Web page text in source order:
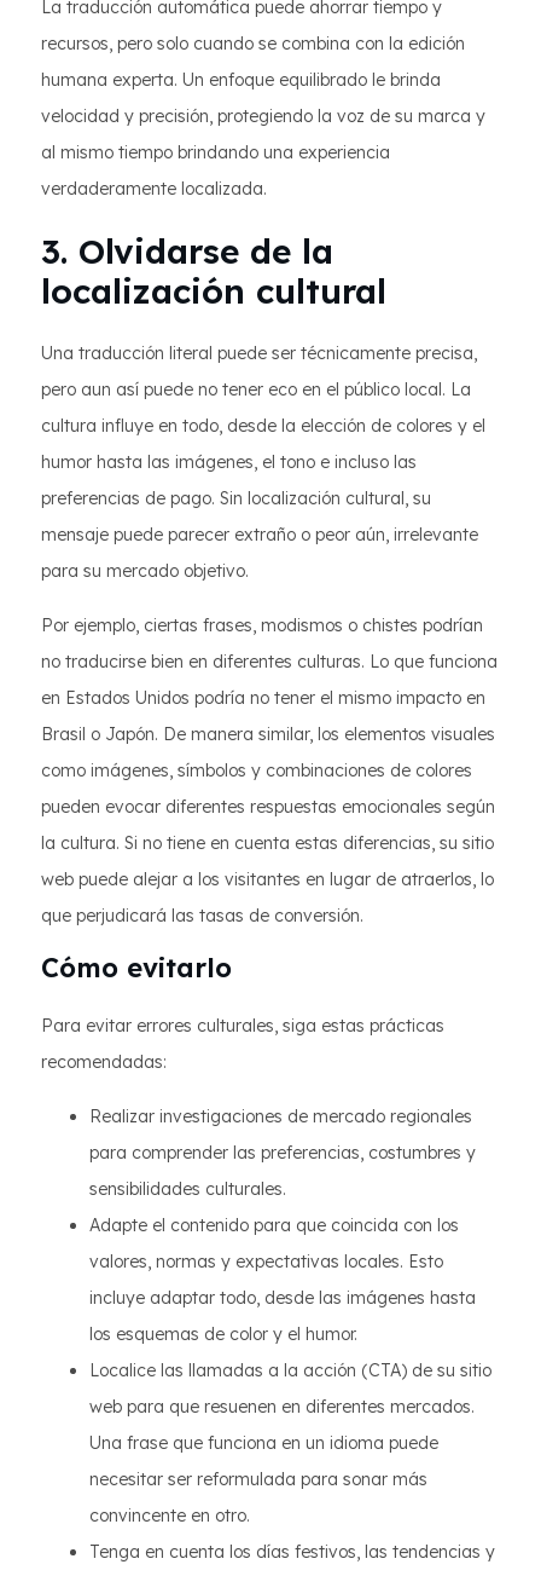
La traducción automática puede ahorrar tiempo y
recursos, pero solo cuando se combina con la edición
humana experta. Un enfoque equilibrado le brinda
velocidad y precisión, protegiendo la voz de su marca y
al mismo tiempo brindando una experiencia
verdaderamente localizada.
3. Olvidarse de la
localización cultural
Una traducción literal puede ser técnicamente precisa,
pero aun así puede no tener eco en el público local. La
cultura influye en todo, desde la elección de colores y el
humor hasta las imágenes, el tono e incluso las
preferencias de pago. Sin localización cultural, su
mensaje puede parecer extraño o peor aún, irrelevante
para su mercado objetivo.
Por ejemplo, ciertas frases, modismos o chistes podrían
no traducirse bien en diferentes culturas. Lo que funciona
en Estados Unidos podría no tener el mismo impacto en
Brasil o Japón. De manera similar, los elementos visuales
como imágenes, símbolos y combinaciones de colores
pueden evocar diferentes respuestas emocionales según
la cultura. Si no tiene en cuenta estas diferencias, su sitio
web puede alejar a los visitantes en lugar de atraerlos, lo
que perjudicará las tasas de conversión.
Cómo evitarlo
Para evitar errores culturales, siga estas prácticas
recomendadas:
Realizar investigaciones de mercado regionales
para comprender las preferencias, costumbres y
sensibilidades culturales.
Adapte el contenido para que coincida con los
valores, normas y expectativas locales. Esto
incluye adaptar todo, desde las imágenes hasta
los esquemas de color y el humor.
Localice las llamadas a la acción (CTA) de su sitio
web para que resuenen en diferentes mercados.
Una frase que funciona en un idioma puede
necesitar ser reformulada para sonar más
convincente en otro.
Tenga en cuenta los días festivos, las tendencias y